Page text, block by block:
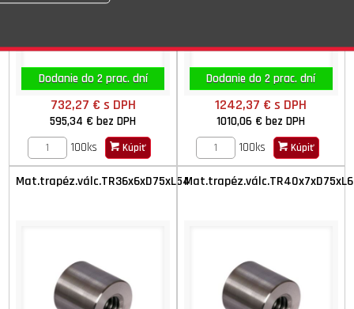
Dodanie do 2 prac. dní
732,27 € s DPH
595,34 €bez DPH
100ks
Kúpiť
Dodanie do 2 prac. dní
1242,37 €s DPH
1010,06 €bez DPH
100ks
Kúpiť
Mat.trapéz.válc.TR36x6xD75xL54